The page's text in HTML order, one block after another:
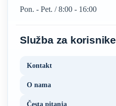
Pon. - Pet. / 8:00 - 16:00
Služba za korisnike
Kontakt
O nama
Česta pitanja